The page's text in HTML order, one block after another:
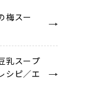
梅スー
乳スープ
シピ／エ